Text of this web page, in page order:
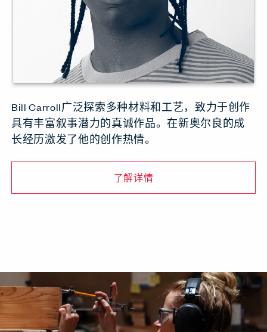
Bill Carroll广泛探索多种材料和工艺，致力于创作
具有丰富叙事潜力的真诚作品。在新奥尔良的成
长经历激发了他的创作热情。
了解详情